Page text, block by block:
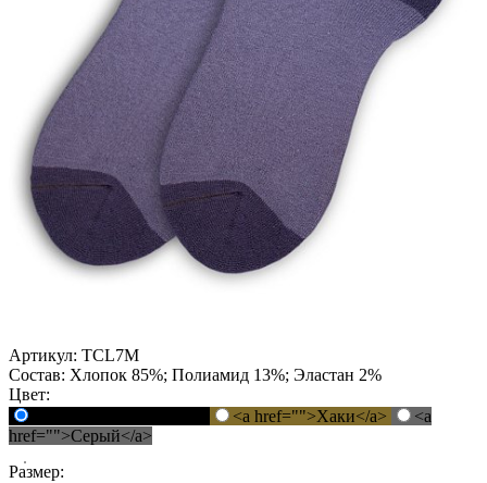
Артикул: TCL7M
Состав: Хлопок 85%; Полиамид 13%; Эластан 2%
Цвет:
<a href="">Хаки</a>
<a
href="">Серый</a>
Размер: